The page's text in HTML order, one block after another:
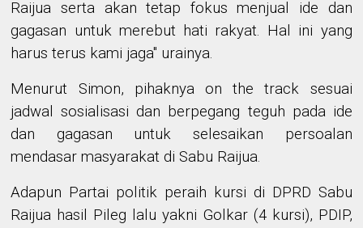
Raijua serta akan tetap fokus menjual ide dan
gagasan untuk merebut hati rakyat. Hal ini yang
harus terus kami jaga" urainya.
Menurut Simon, pihaknya on the track sesuai
jadwal sosialisasi dan berpegang teguh pada ide
dan gagasan untuk selesaikan persoalan
mendasar masyarakat di Sabu Raijua.
Adapun Partai politik peraih kursi di DPRD Sabu
Raijua hasil Pileg lalu yakni Golkar (4 kursi), PDIP,